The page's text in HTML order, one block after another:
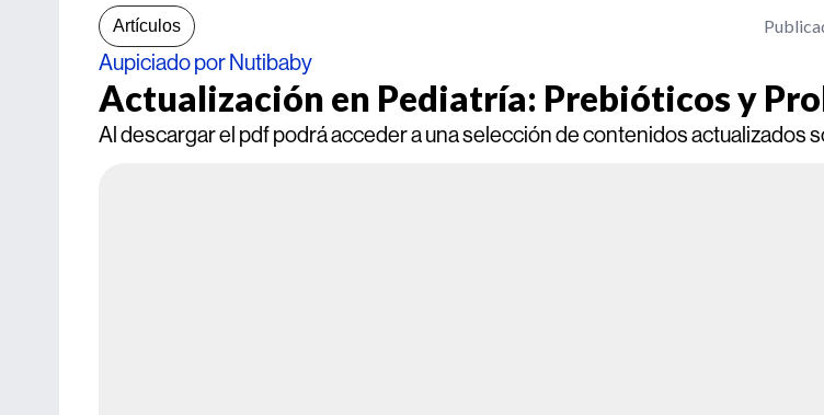
Artículos
Aupiciado por Nutibaby
Actualización en Pediatría: Prebióticos y
Al descargar el pdf podrá acceder a una selección de contenidos actualizados